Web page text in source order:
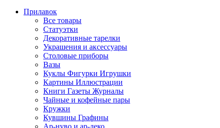
Прилавок
Все товары
Статуэтки
Декоративные тарелки
Украшения и аксессуары
Столовые приборы
Вазы
Куклы Фигурки Игрушки
Картины Иллюстрации
Книги Газеты Журналы
Чайные и кофейные пары
Кружки
Кувшины Графины
Ар-нуво и ар-деко